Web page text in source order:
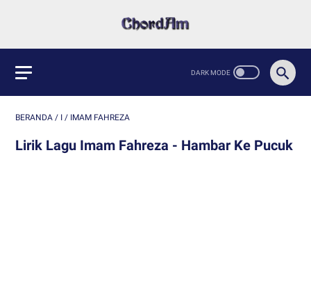
BERANDA / I / IMAM FAHREZA
Lirik Lagu Imam Fahreza - Hambar Ke Pucuk